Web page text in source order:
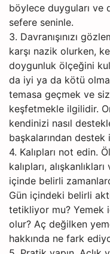
böylece duyguları ve
sefere seninle.
3. Davranışınızı
karşı nazik olurken,
doygunluk ölçeğini
da iyi ya da kötü
temasa geçmek ve
keşfetmekle ilgilidir.
kendinizi nasıl
başkalarından destek
4. Kalıpları not edin.
kalıpları,
içinde belirli
Gün içindeki belirli
tetikliyor mu? Yemek
olur? Aç değilken
hakkında ne fark